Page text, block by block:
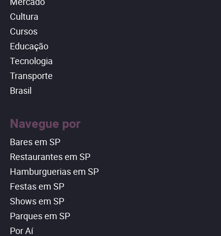
Cultura
Cursos
Educação
Tecnologia
Transporte
Brasil
Navegue por
Bares em SP
Restaurantes em SP
Hamburguerias em SP
Festas em SP
Shows em SP
Parques em SP
Por Aí